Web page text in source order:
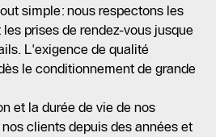
simple: nous respectons les
prises de rendez-vous jusque
L'exigence de qualité
le conditionnement de grande
et la durée de vie de nos
clients depuis des années et